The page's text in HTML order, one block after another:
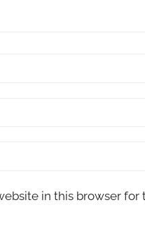
in this browser